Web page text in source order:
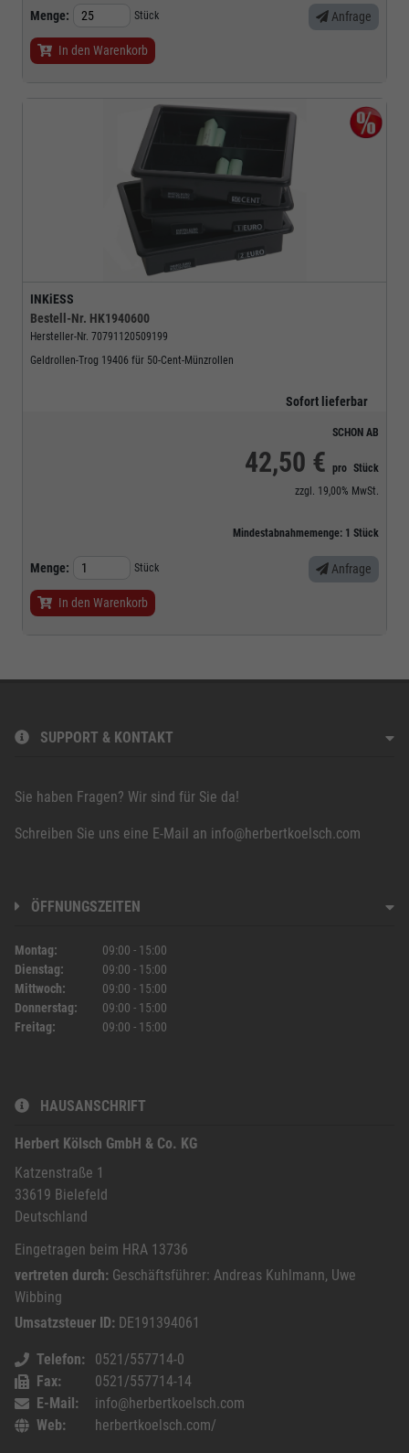
Menge: Stück Anfrage
In den Warenkorb
INKiESS
Bestell-Nr. HK1940600
Hersteller-Nr. 70791120509199
Geldrollen-Trog 19406 für 50-Cent-Münzrollen
Sofort lieferbar
SCHON AB
42,50 € pro Stück
zzgl. 19,00% MwSt.
Mindestabnahmemenge: 1 Stück
Menge: Stück Anfrage
In den Warenkorb
SUPPORT & KONTAKT
Sie haben Fragen? Wir sind für Sie da!
Schreiben Sie uns eine E-Mail an info@herbertkoelsch.com
ÖFFNUNGSZEITEN
Montag 09:00 - 15:00
Dienstag
09:00 - 15:00
Mittwoch
09:00 - 15:00
Donnerstag
09:00 - 15:00
Freitag
09:00 - 15:00
HAUSANSCHRIFT
Herbert Kölsch GmbH & Co. KG
Katzenstraße 1
33619 Bielefeld
Deutschland
Eingetragen beim HRA 13736
vertreten durch: Geschäftsführer: Andreas Kuhlmann, Uwe
Wibbing
Umsatzsteuer ID: DE191394061
Telefon
0521/557714-0
Fax
0521/557714-14
E-Mail
info@herbertkoelsch.com
Web
herbertkoelsch.com/